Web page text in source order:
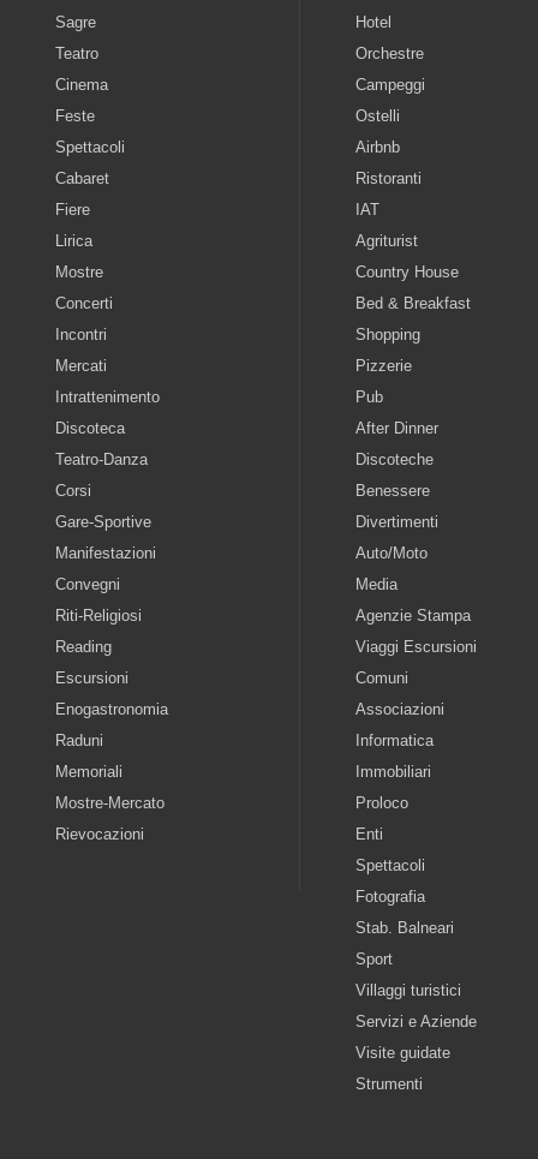
Sagre
Teatro
Cinema
Feste
Spettacoli
Cabaret
Fiere
Lirica
Mostre
Concerti
Incontri
Mercati
Intrattenimento
Discoteca
Teatro-Danza
Corsi
Gare-Sportive
Manifestazioni
Convegni
Riti-Religiosi
Reading
Escursioni
Enogastronomia
Raduni
Memoriali
Mostre-Mercato
Rievocazioni
Hotel
Orchestre
Campeggi
Ostelli
Airbnb
Ristoranti
IAT
Agriturist
Country House
Bed & Breakfast
Shopping
Pizzerie
Pub
After Dinner
Discoteche
Benessere
Divertimenti
Auto/Moto
Media
Agenzie Stampa
Viaggi Escursioni
Comuni
Associazioni
Informatica
Immobiliari
Proloco
Enti
Spettacoli
Fotografia
Stab. Balneari
Sport
Villaggi turistici
Servizi e Aziende
Visite guidate
Strumenti